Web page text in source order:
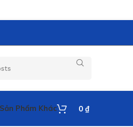
Sản Phẩm Khác 0 ₫